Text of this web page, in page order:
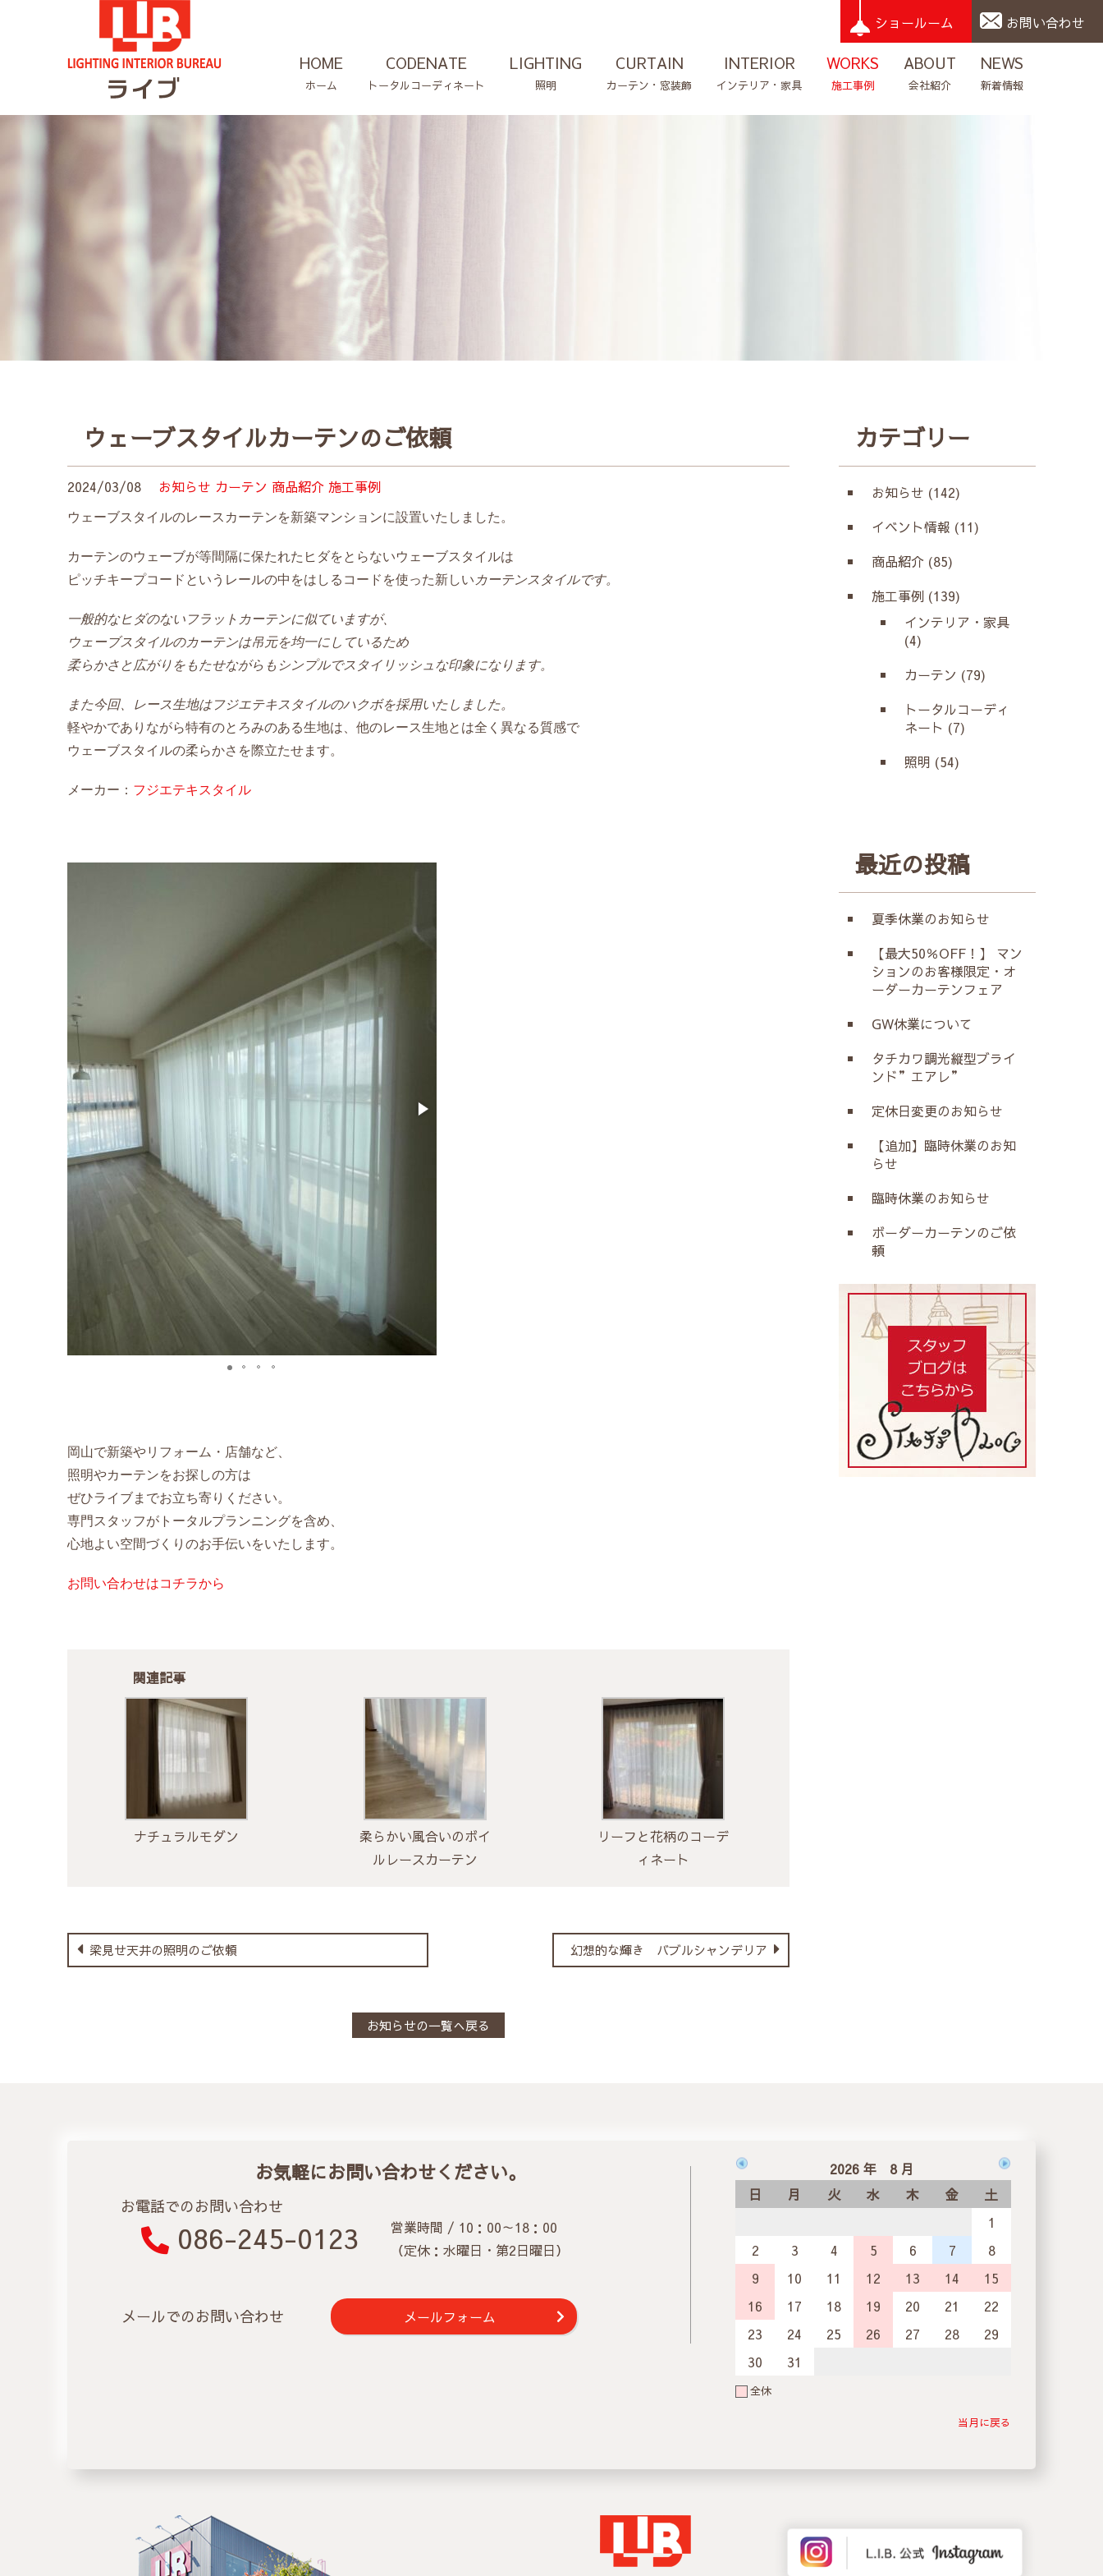
HOME
ホーム
CODENATE
トータルコーディネート
LIGHTING
照明
CURTAIN
カーテン・窓装飾
INTERIOR
インテリア・家具
WORKS
施工事例
ABOUT
会社紹介
NEWS
新着情報
ショールーム お問い合わせ
ウェーブスタイルカーテンのご依頼
2024/03/08 お知らせ カーテン 商品紹介 施工事例
ウェーブスタイルのレースカーテンを新築マンションに設置いたしました。
カーテンのウェーブが等間隔に保たれたヒダをとらないウェーブスタイルは
ピッチキープコードというレールの中をはしるコードを使った新しい カーテンスタイルです。
一般的なヒダのないフラットカーテンに似ていますが、
ウェーブスタイルのカーテンは吊元を均一にしているため
柔らかさと広がりをもたせながらもシンプルでスタイリッシュな印象になります。
また今回、レース生地はフジエテキスタイルのハクボを採用いたしました。
軽やかでありながら特有のとろみのある生地は、他のレース生地とは全く異なる質感で
ウェーブスタイルの柔らかさを際立たせます。
メーカー： フジエテキスタイル
岡山で新築やリフォーム・店舗など、
照明やカーテンをお探しの方は
ぜひライブまでお立ち寄りください。
専門スタッフがトータルプランニングを含め、
心地よい空間づくりのお手伝いをいたします。
お問い合わせはコチラから
関連記事
ナチュラルモダン
柔らかい風合いのボイ
ルレースカーテン
リーフと花柄のコーデ
ィネート
梁見せ天井の照明のご依頼 幻想的な輝き バブルシャンデリア
お知らせの一覧へ戻る
カテゴリー
お知らせ (142)
イベント情報 (11)
商品紹介 (85)
施工事例 (139)
インテリア・家具
(4)
カーテン (79)
トータルコーディ
ネート (7)
照明 (54)
最近の投稿
夏季休業のお知らせ
【最大50％OFF！】 マン
ションのお客様限定・オ
ーダーカーテンフェア
GW休業について
タチカワ調光縦型ブライ
ンド”エアレ”
定休日変更のお知らせ
【追加】臨時休業のお知
らせ
臨時休業のお知らせ
ボーダーカーテンのご依
頼
お気軽にお問い合わせください。
お電話でのお問い合わせ
086-245-0123
営業時間 / 10：00～18：00
（定休：水曜日・第2日曜日）
メールでのお問い合わせ メールフォーム
2026 年 8 月
日
月 火 水 木 金
土
1
2
3 4 5 6 7
8
9
10 11 12 13 14
15
16
17 18 19 20 21
22
23
24 25 26 27 28
29
30
31
全休
当月に戻る